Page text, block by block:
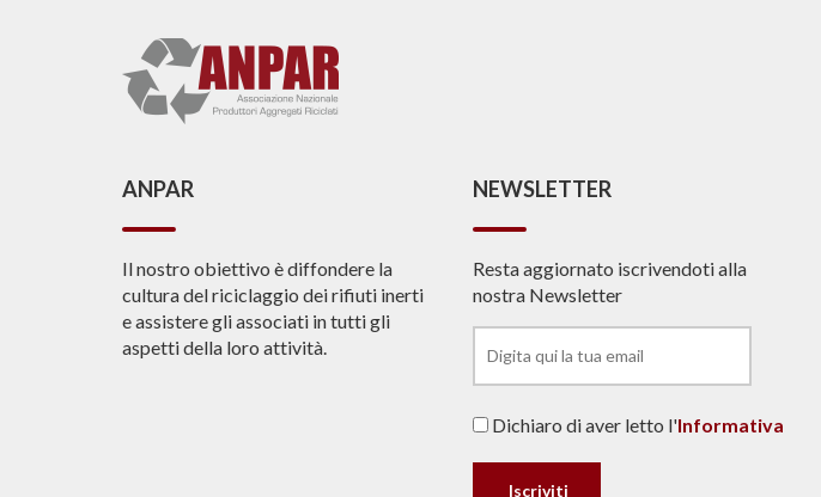
ANPAR
Il nostro obiettivo è diffondere la
cultura del riciclaggio dei rifiuti inerti
e assistere gli associati in tutti gli
aspetti della loro attività.
NEWSLETTER
Resta aggiornato iscrivendoti alla
nostra Newsletter
Dichiaro di aver letto l'Informativa